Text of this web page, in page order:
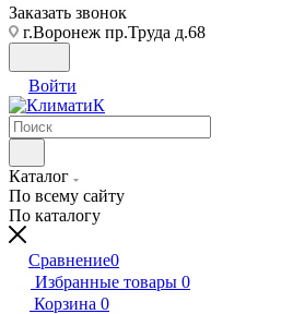
Заказать звонок
г.Воронеж пр.Труда д.68
Войти
Каталог
По всему сайту
По каталогу
Сравнение0
Избранные товары 0
Корзина 0